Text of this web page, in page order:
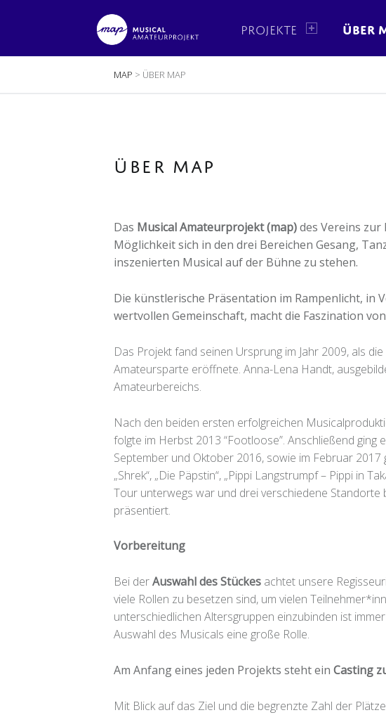
P
PROJEKTE ÜBER
BREADCRUMBS NAVIGATION
MAP > ÜBER MAP
ÜBER MAP
Das Musical Amateurprojekt (map)des Vereins zur
Möglichkeit sich in den drei Bereichen Gesang,
inszenierten Musical auf der Bühne zu stehen.
Die künstlerische Präsentation im Rampenlicht,
wertvollen Gemeinschaft, macht die Faszination
Das Projekt fand seinen Ursprung im Jahr 2009, als
Amateursparte eröffnete. Anna-Lena Handt,
Amateurbereichs.
Nach den beiden ersten erfolgreichen
folgte im Herbst 2013 “Footloose”. Anschließend ging
September und Oktober 2016, sowie im Februar
„Shrek“, „Die Päpstin“, „Pippi Langstrumpf – Pippi in
Tour unterwegs war und drei verschiedene Standorte
präsentiert.
Vorbereitung
Bei derAuswahl des Stückes achtet unsere
viele Rollen zu besetzen sind, um vielen
unterschiedlichen Altersgruppen einzubinden ist
Auswahl des Musicals eine große Rolle.
Am Anfang eines jeden Projekts steht ein Casting
Mit Blick auf das Ziel und die begrenzte Zahl der